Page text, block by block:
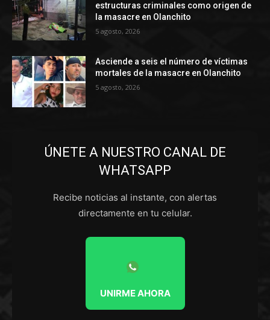
estructuras criminales como origen de
la masacre en Olanchito
5 agosto, 2026
Asciende a seis el número de víctimas
mortales de la masacre en Olanchito
5 agosto, 2026
ÚNETE A NUESTRO CANAL DE
WHATSAPP
Recibe noticias al instante, con alertas
directamente en tu celular.
UNIRME AHORA